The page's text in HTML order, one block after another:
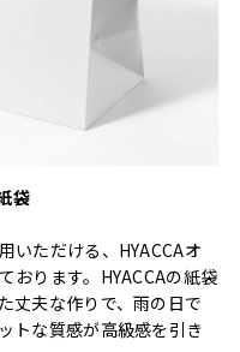
袋
いただける、HYACCAオ
おります。HYACCAの紙袋
丈夫な作りで、雨の日で
トな質感が高級感を引き